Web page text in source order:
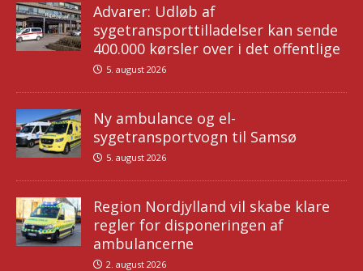
Advarer: Udløb af
sygetransporttilladelser kan sende
400.000 kørsler over i det offentlige
5. august 2026
Ny ambulance og el-
sygetransportvogn til Samsø
5. august 2026
Region Nordjylland vil skabe klare
regler for disponeringen af
ambulancerne
2. august 2026